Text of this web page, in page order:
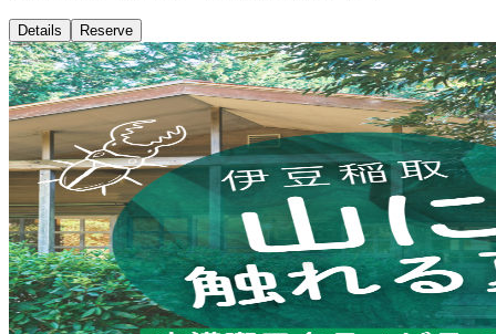
Details Reserve